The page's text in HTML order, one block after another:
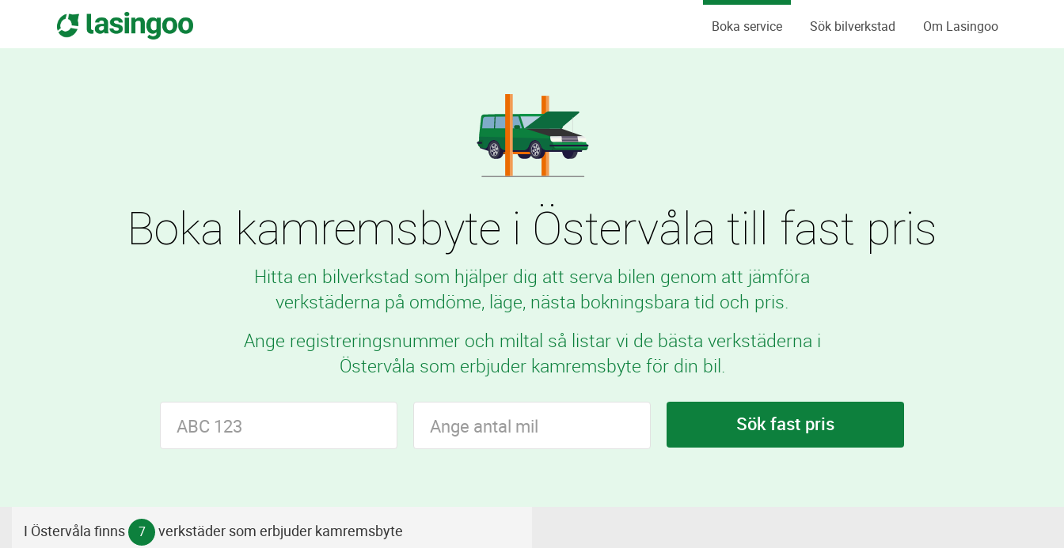
Boka service Sök bilverkstad Om Lasingoo
Boka kamremsbyte i Östervåla till fast pris
Hitta en bilverkstad som hjälper dig att serva bilen genom att jämföra
verkstäderna på omdöme, läge, nästa bokningsbara tid och pris.
Ange registreringsnummer och miltal så listar vi de bästa verkstäderna i
Östervåla som erbjuder kamremsbyte för din bil.
Sök fast pris
I Östervåla finns 7 verkstäder som erbjuder kamremsbyte